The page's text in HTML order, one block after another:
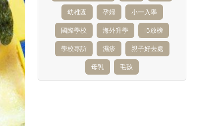
幼稚園 孕婦 小一入學
國際學校 海外升學 IB放榜
學校專訪 濕疹 親子好去處
母乳 毛孩